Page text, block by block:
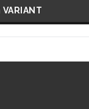
VÆLG VARIANT